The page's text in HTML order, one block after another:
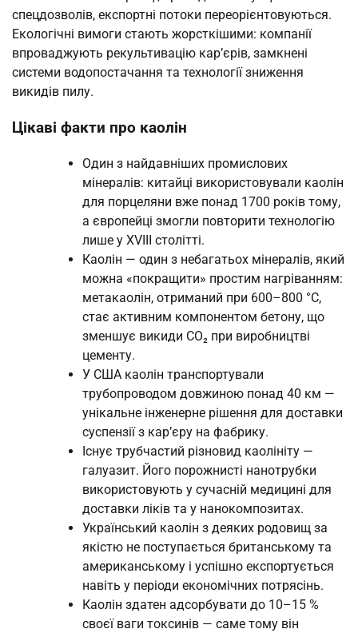
спецдозволів, експортні потоки переорієнтовуються.
Екологічні вимоги стають жорсткішими: компанії
впроваджують рекультивацію кар’єрів, замкнені
системи водопостачання та технології зниження
викидів пилу.
Цікаві факти про каолін
Один з найдавніших промислових
мінералів: китайці використовували каолін
для порцеляни вже понад 1700 років тому,
а європейці змогли повторити технологію
лише у XVIII столітті.
Каолін — один з небагатьох мінералів, який
можна «покращити» простим нагріванням:
метакаолін, отриманий при 600–800 °C,
стає активним компонентом бетону, що
зменшує викиди CO₂ при виробництві
цементу.
У США каолін транспортували
трубопроводом довжиною понад 40 км —
унікальне інженерне рішення для доставки
суспензії з кар’єру на фабрику.
Існує трубчастий різновид каолініту —
галуазит. Його порожнисті нанотрубки
використовують у сучасній медицині для
доставки ліків та у нанокомпозитах.
Український каолін з деяких родовищ за
якістю не поступається британському та
американському і успішно експортується
навіть у періоди економічних потрясінь.
Каолін здатен адсорбувати до 10–15 %
своєї ваги токсинів — саме тому він